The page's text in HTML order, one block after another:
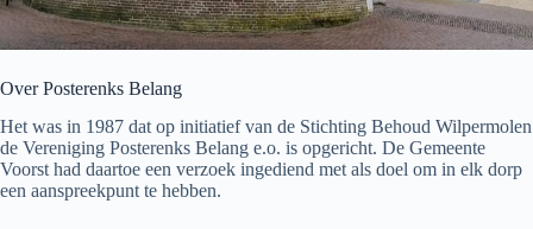
Over Posterenks Belang
Het was in 1987 dat op initiatief van de Stichting Behoud Wilpermolen
de Vereniging Posterenks Belang e.o. is opgericht. De Gemeente
Voorst had daartoe een verzoek ingediend met als doel om in elk dorp
een aanspreekpunt te hebben.